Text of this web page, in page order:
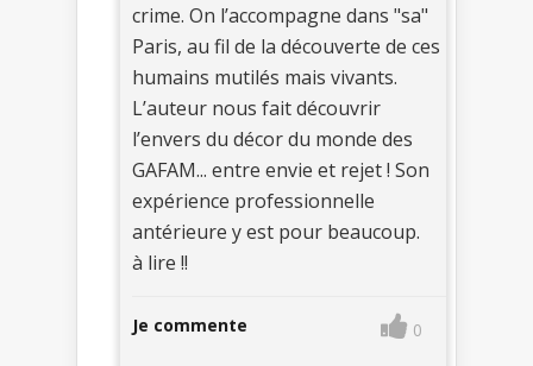
crime. On l’accompagne dans "sa"
Paris, au fil de la découverte de ces
humains mutilés mais vivants.
L’auteur nous fait découvrir
l’envers du décor du monde des
GAFAM... entre envie et rejet ! Son
expérience professionnelle
antérieure y est pour beaucoup.
à lire !!
Je commente 0